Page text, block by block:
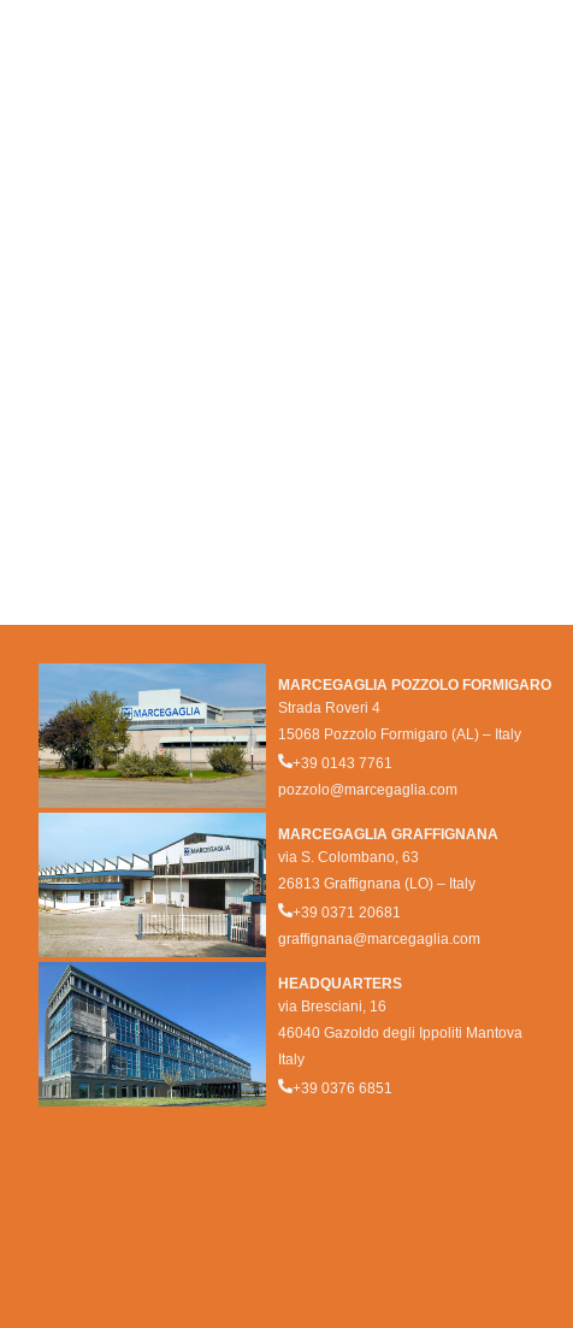
MARCEGAGLIA POZZOLO FORMIGARO
Strada Roveri 4
15068 Pozzolo Formigaro (AL) – Italy
+39 0143 7761
pozzolo@marcegaglia.com
MARCEGAGLIA GRAFFIGNANA
via S. Colombano, 63
26813 Graffignana (LO) – Italy
+39 0371 20681
graffignana@marcegaglia.com
HEADQUARTERS
via Bresciani, 16
46040 Gazoldo degli Ippoliti Mantova
Italy
+39 0376 6851